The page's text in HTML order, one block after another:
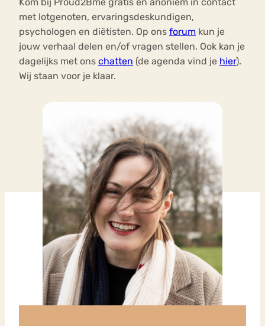
met lotgenoten, ervaringsdeskundigen,
psychologen en diëtisten. Op ons forum kun je
jouw verhaal delen en/of vragen stellen. Ook kan je
dagelijks met ons chatten (de agenda vind je hier).
Wij staan voor je klaar.